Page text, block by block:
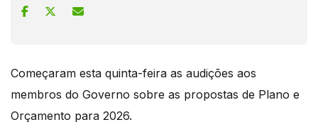
Começaram esta quinta-feira as audições aos
membros do Governo sobre as propostas de Plano e
Orçamento para 2026.